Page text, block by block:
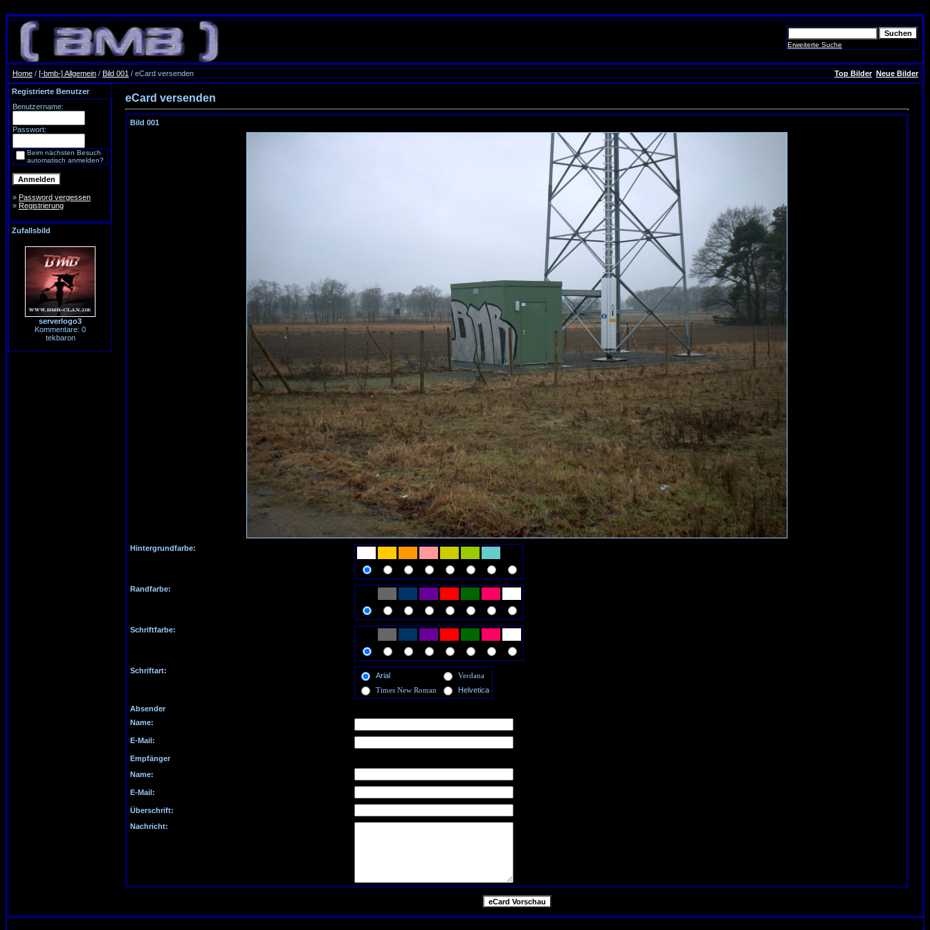
Erweiterte Suche
Home / [-bmb-] Allgemein / Bild 001 / eCard versenden Top Bilder Neue Bilder
Registrierte Benutzer
Benutzername:
Passwort:
Beim nächsten Besuch
automatisch anmelden?
» Password vergessen
» Registrierung
Zufallsbild
serverlogo3
Kommentare: 0
tekbaron
eCard versenden
Bild 001
Hintergrundfarbe:
Randfarbe:
Schriftfarbe:
Schriftart:
Arial
Verdana
Times New Roman
Helvetica
Absender
Name:
E-Mail:
Empfänger
Name:
E-Mail:
Überschrift:
Nachricht: